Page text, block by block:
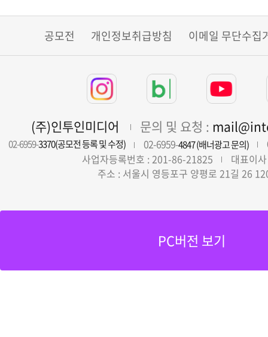
공모전 개인정보취급방침 이메일 무단수집
(주)인투인미디어 문의 및 요청 :
02-6959-3370(공모전 등록 및 수정) 02-6959-4847 (배너광고 문의)
사업자등록번호 : 201-86-21825
대표이
주소 : 서울시 영등포구 양평로 21길 26
PC버전 보기